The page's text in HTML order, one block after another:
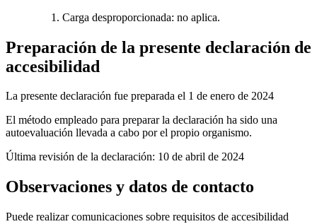
Carga desproporcionada: no aplica.
Preparación de la presente declaración de
accesibilidad
La presente declaración fue preparada el 1 de enero de 2024
El método empleado para preparar la declaración ha sido una
autoevaluación llevada a cabo por el propio organismo.
Última revisión de la declaración: 10 de abril de 2024
Observaciones y datos de contacto
Puede realizar comunicaciones sobre requisitos de accesibilidad